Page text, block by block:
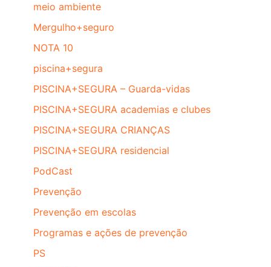
meio ambiente
Mergulho+seguro
NOTA 10
piscina+segura
PISCINA+SEGURA – Guarda-vidas
PISCINA+SEGURA academias e clubes
PISCINA+SEGURA CRIANÇAS
PISCINA+SEGURA residencial
PodCast
Prevenção
Prevenção em escolas
Programas e ações de prevenção
PS